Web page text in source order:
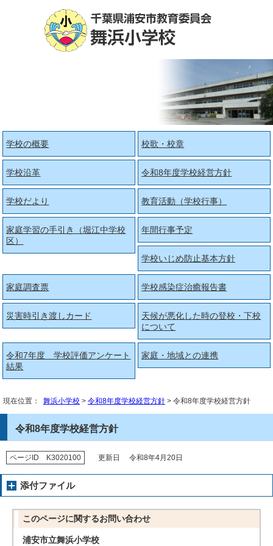
学校の概要 校歌・校章
学校沿革 令和8年度学校経営方針
学校だより 教育活動（学校行事）
家庭学習の手引き（堀江中学校
区）
年間行事予定
学校いじめ防止基本方針
家庭調査票 学校感染症治癒報告書
災害時引き渡しカード
天候が悪化した時の登校・下校
について
令和7年度 学校評価アンケート
結果
家庭・地域との連携
現在位置： 舞浜小学校 > 令和8年度学校経営方針 > 令和8年度学校経営方針
令和8年度学校経営方針
ページID K3020100 更新日 令和8年4月20日
添付ファイル
このページに関するお問い合わせ
浦安市立舞浜小学校